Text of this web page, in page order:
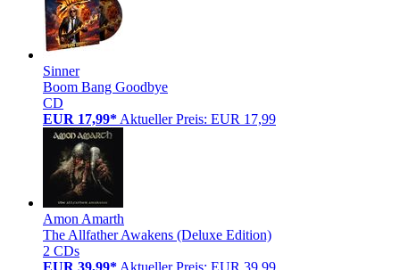
Sinner
Boom Bang Goodbye
CD
EUR 17,99* Aktueller Preis: EUR 17,99
Amon Amarth
The Allfather Awakens (Deluxe Edition)
2 CDs
EUR 39,99* Aktueller Preis: EUR 39,99